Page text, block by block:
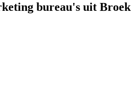
bureau's uit Broek